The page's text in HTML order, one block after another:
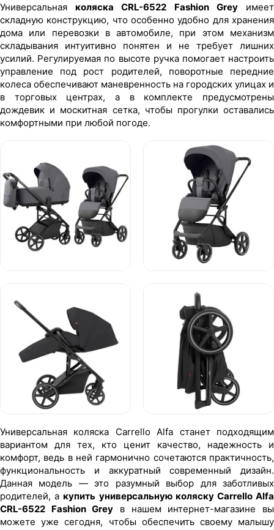
Универсальнаяколяска CRL-6522 Fashion Greyимеет
складную конструкцию, что особенно удобно для хранения
дома или перевозки в автомобиле, при этом механизм
складывания интуитивно понятен и не требует лишних
усилий. Регулируемая по высоте ручка помогает настроить
управление под рост родителей, поворотные передние
колеса обеспечивают маневренность на городских улицах и
в торговых центрах, а в комплекте предусмотрены
дождевик и москитная сетка, чтобы прогулки оставались
комфортными при любой погоде.
Универсальная коляска Carrello Alfa станет подходящим
вариантом для тех, кто ценит качество, надежность и
комфорт, ведь в ней гармонично сочетаются практичность,
функциональность и аккуратный современный дизайн.
Данная модель — это разумный выбор для заботливых
родителей, акупить универсальную коляску Carrello Alfa
CRL-6522 Fashion Grey в нашем интернет-магазине вы
можете уже сегодня, чтобы обеспечить своему малышу